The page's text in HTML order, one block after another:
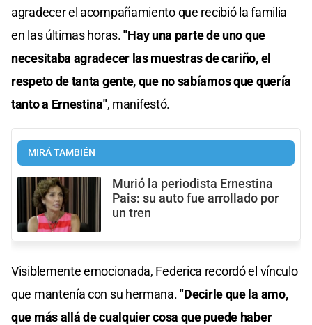
agradecer el acompañamiento que recibió la familia
en las últimas horas."Hay una parte de uno que
necesitaba agradecer las muestras de cariño, el
respeto de tanta gente, que no sabíamos que quería
tanto a Ernestina", manifestó.
MIRÁ TAMBIÉN
Murió la periodista Ernestina
Pais: su auto fue arrollado por
un tren
Visiblemente emocionada, Federica recordó el vínculo
que mantenía con su hermana."Decirle que la amo,
que más allá de cualquier cosa que puede haber